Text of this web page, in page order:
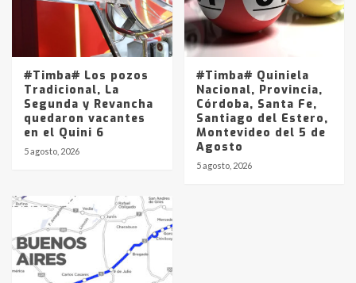
#Timba# Los pozos
Tradicional, La
Segunda y Revancha
quedaron vacantes
en el Quini 6
5 agosto, 2026
#Timba# Quiniela
Nacional, Provincia,
Córdoba, Santa Fe,
Santiago del Estero,
Montevideo del 5 de
Agosto
5 agosto, 2026